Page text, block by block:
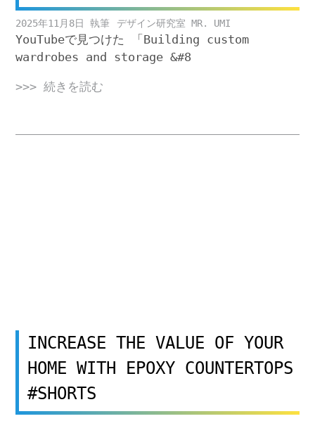
2025年11月8日 デザイン研究室 MR. UMI
YouTubeで見つけた 「Building custom
wardrobes and storage &#8
>>> 続きを読む
INCREASE THE VALUE OF YOUR
HOME WITH EPOXY COUNTERTOPS
#SHORTS